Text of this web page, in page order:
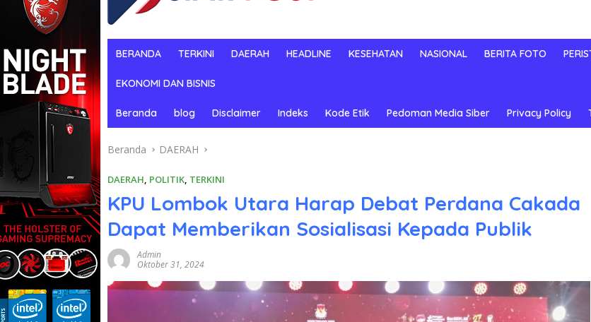
BERANDA TERKINI DAERAH HEADLINE KESEHATAN NASIONAL BERITA FOTO
EKONOMI DAN BISNIS
Beranda blog Disclaimer Indeks Kode Etik Pedoman Media Siber Privacy Policy
Beranda DAERAH
DAERAH, POLITIK, TERKINI
KPU Lombok Utara Harap Debat Perdana Cakada
Dapat Memberikan Sosialisasi Kepada Publik
Admin
Oktober 31, 2024